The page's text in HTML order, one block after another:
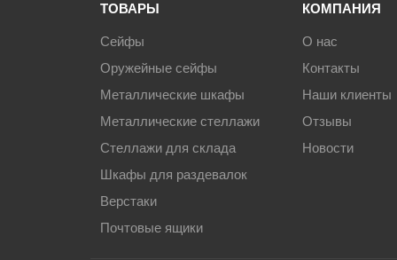
Почтовые ящики
Опломбирование и опечатывание
Системы хранения
ТОВАРЫ
Сейфы
Оружейные сейфы
Металлические шкафы
Металлические стеллажи
Стеллажи для склада
Шкафы для раздевалок
Верстаки
Почтовые ящики
КОМПАНИЯ
О нас
Контакты
Наши клиенты
Отзывы
Новости